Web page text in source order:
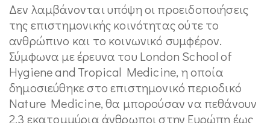
Δεν λαμβάνονται υπόψη οι προειδοποιήσεις
της επιστημονικής κοινότητας ούτε το
ανθρώπινο και το κοινωνικό συμφέρον.
Σύμφωνα με έρευνα του London School of
Hygiene and Tropical Medicine, η οποία
δημοσιεύθηκε στο επιστημονικό περιοδικό
Nature Medicine, θα μπορούσαν να πεθάνουν
2,3 εκατομμύρια άνθρωποι στην Ευρώπη έως